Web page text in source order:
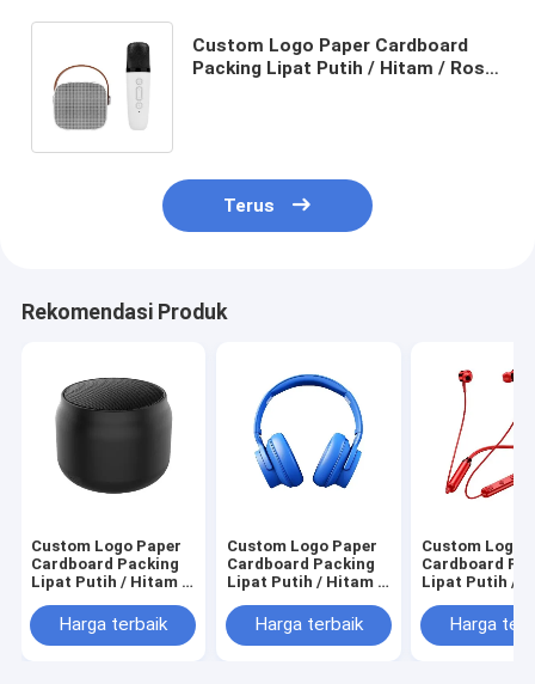
Custom Logo Paper Cardboard
Packing Lipat Putih / Hitam / Rose
Terus
Rekomendasi Produk
Custom Logo Paper
Cardboard Packing
Lipat Putih / Hitam /
Magnetic Gift Box
dengan Ribbon
Harga terbaik
Custom Logo Paper
Cardboard Packing
Lipat Putih / Hitam /
Magnetic Gift Box
dengan Ribbon
Harga terbaik
Custom Logo
Cardboard
Lipat Putih /
Magnetic Gift
dengan Ribbon
Harga